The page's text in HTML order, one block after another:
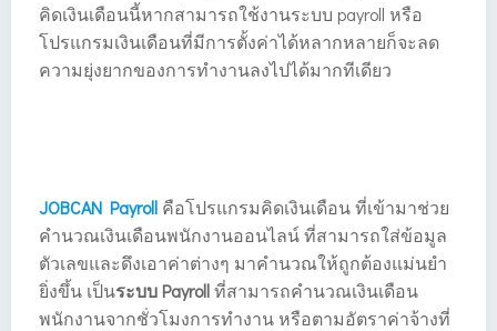
คิดเงินเดือนนี้หากสามารถใช้งานระบบ payroll หรือ
โปรแกรมเงินเดือนที่มีการตั้งค่าได้หลากหลายก็จะลด
ความยุ่งยากของการทำงานลงไปได้มากทีเดียว
JOBCAN Payroll คือโปรแกรมคิดเงินเดือน ที่เข้ามาช่วย
คำนวณเงินเดือนพนักงานออนไลน์ ที่สามารถใส่ข้อมูล
ตัวเลขและดึงเอาค่าต่างๆ มาคำนวณให้ถูกต้องแม่นยำ
ยิ่งขึ้น เป็นระบบ Payrollที่สามารถคำนวณเงินเดือน
พนักงานจากชั่วโมงการทำงาน หรือตามอัตราค่าจ้างที่